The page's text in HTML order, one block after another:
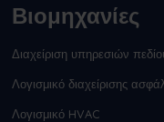
Βιομηχανίες
Διαχείριση υπηρεσιών
Λογισμικό διαχείρισης
Λογισμικό HVAC